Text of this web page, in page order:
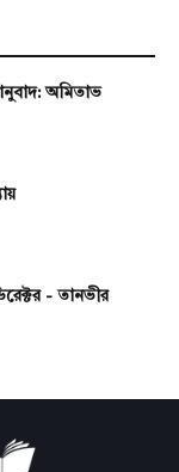
অমিতাভ
- তানভীর